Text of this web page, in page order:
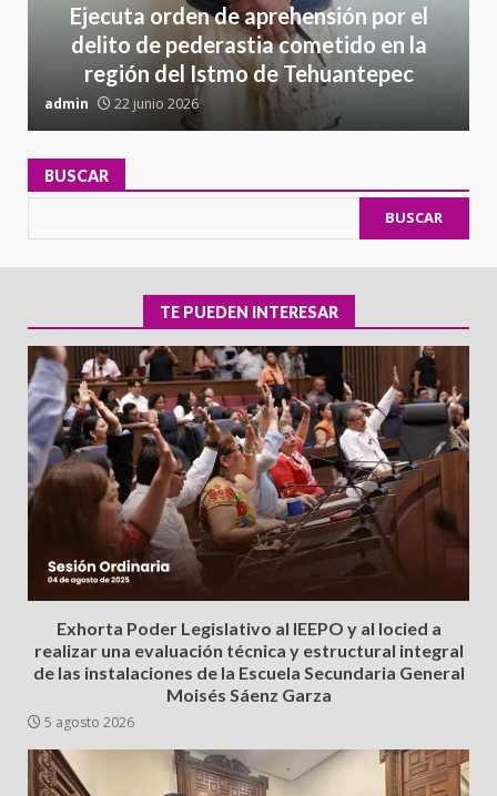
Ejecuta orden de aprehensión por el
delito de pederastia cometido en la
región del Istmo de Tehuantepec
admin 22 junio 2026
BUSCAR
BUSCAR
TE PUEDEN INTERESAR
Exhorta Poder Legislativo al IEEPO y al Iocied a
realizar una evaluación técnica y estructural integral
de las instalaciones de la Escuela Secundaria General
Moisés Sáenz Garza
5 agosto 2026